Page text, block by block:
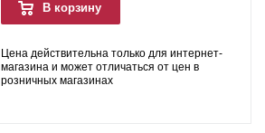
В корзину
Цена действительна только для интернет-
магазина и может отличаться от цен в
розничных магазинах